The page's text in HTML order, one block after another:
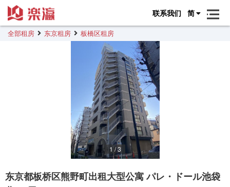
联系我们 简
全部租房 东京租房 板橋区租房
1/3
东京都板桥区熊野町出租大型公寓 パレ・ドール池袋